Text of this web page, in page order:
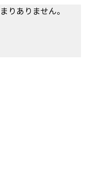
りありません。